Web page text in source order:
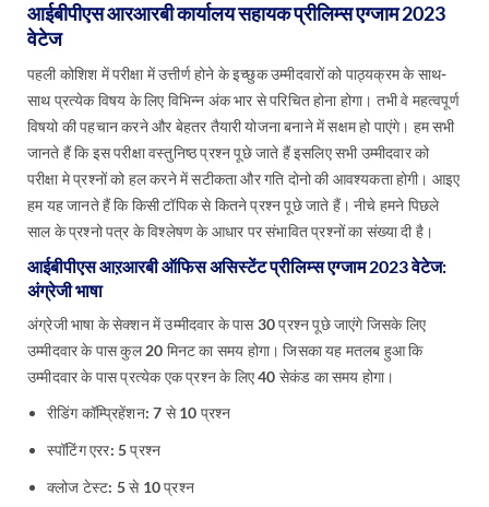
आईबीपीएस आरआरबी कार्यालय सहायक प्रीलिम्स एग्जाम 2023
वेटेज
पहली कोशिश में परीक्षा में उत्तीर्ण होने के इच्छुक उम्मीदवारों को पाठ्यक्रम के साथ-
साथ प्रत्येक विषय के लिए विभिन्न अंक भार से परिचित होना होगा। तभी वे महत्वपूर्ण
विषयो की पहचान करने और बेहतर तैयारी योजना बनाने में सक्षम हो पाएंगे। हम सभी
जानते हैं कि इस परीक्षा वस्तुनिष्ठ प्रश्न पूछे जाते हैं इसलिए सभी उम्मीदवार को
परीक्षा मे प्रश्नों को हल करने में सटीकता और गति दोनो की आवश्यकता होगी। आइए
हम यह जानते हैं कि किसी टॉपिक से कितने प्रश्न पूछे जाते हैं। नीचे हमने पिछले
साल के प्रश्नो पत्र के विश्लेषण के आधार पर संभावित प्रश्नों का संख्या दी है।
आईबीपीएस आऱआरबी ऑफिस असिस्टेंट प्रीलिम्स एग्जाम 2023 वेटेज:
अंग्रेजी भाषा
अंग्रेजी भाषा के सेक्शन में उम्मीदवार के पास 30 प्रश्न पूछे जाएंगे जिसके लिए
उम्मीदवार के पास कुल 20 मिनट का समय होगा। जिसका यह मतलब हुआ कि
उम्मीदवार के पास प्रत्येक एक प्रश्न के लिए 40 सेकंड का समय होगा।
रीडिंग कॉम्प्रिहेंशन: 7 से 10 प्रश्न
स्पॉटिंग एरर: 5 प्रश्न
क्लोज टेस्ट: 5 से 10 प्रश्न